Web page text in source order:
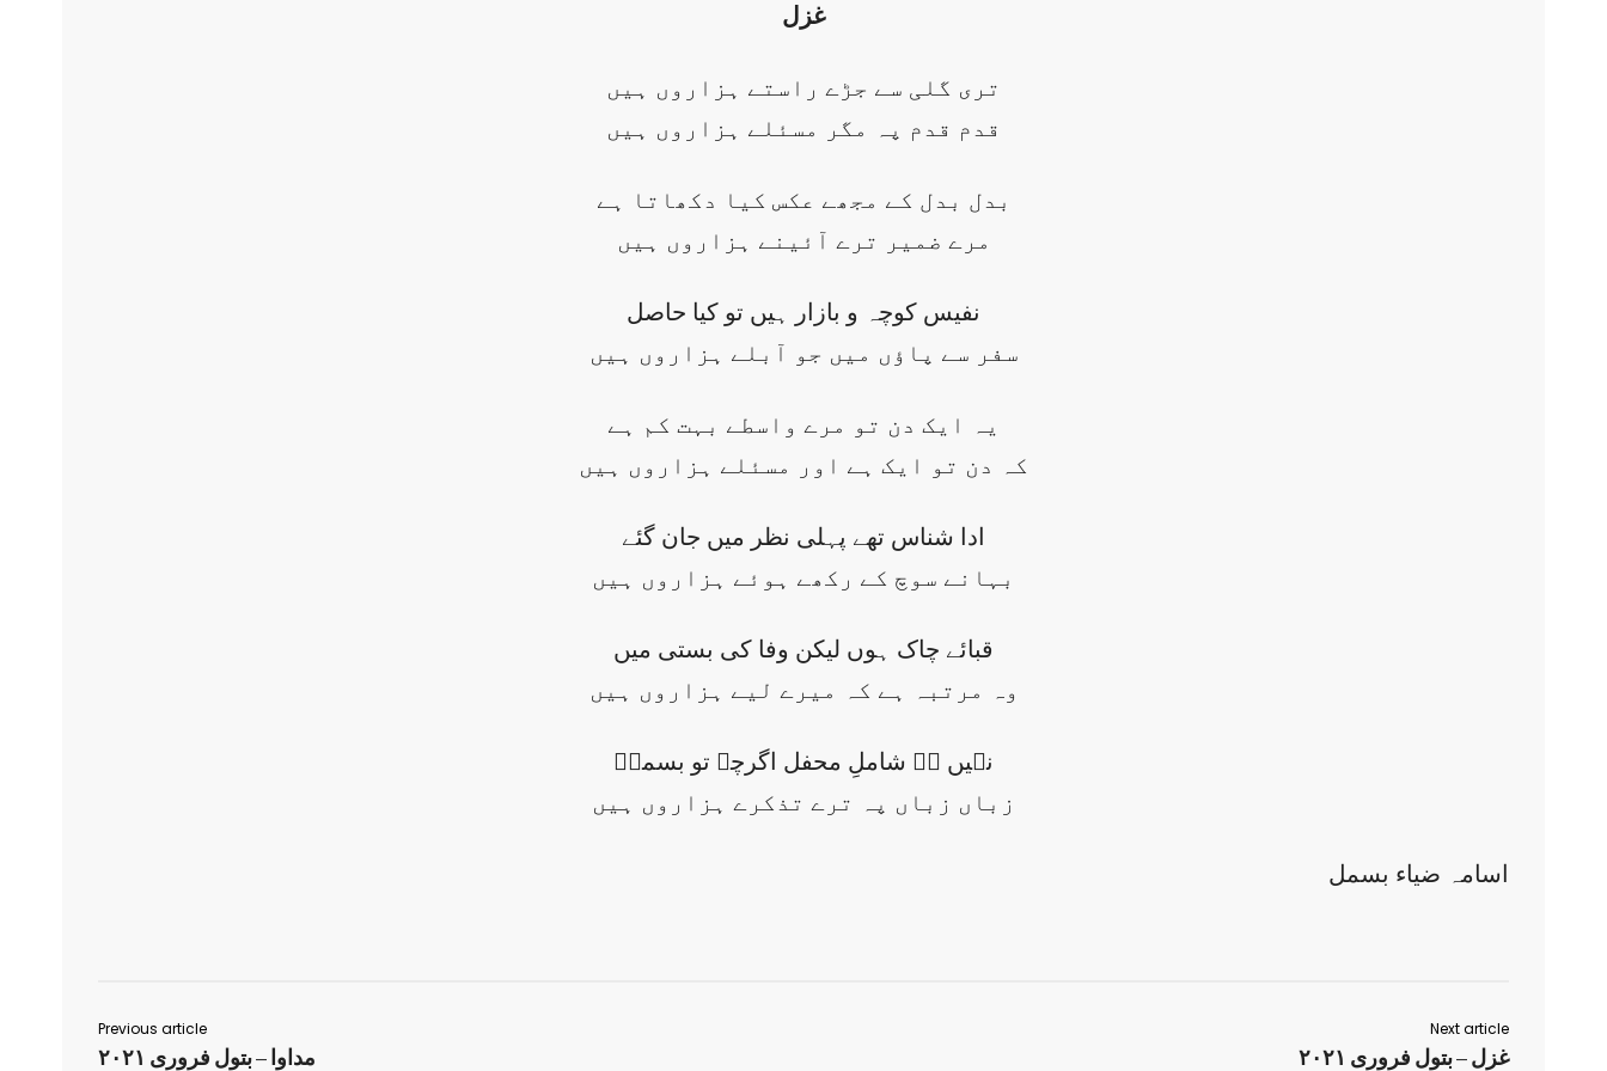
غزل
تری گلی سے جڑے راستے ہزاروں ہیں
قدم قدم پہ مگر مسئلے ہزاروں ہیں
بدل بدل کے مجھے عکس کیا دکھاتا ہے
مرے ضمیر ترے آئینے ہزاروں ہیں
نفیس کوچہ و بازار ہیں تو کیا حاصل
سفر سے پاؤں میں جو آبلے ہزاروں ہیں
یہ ایک دن تو مرے واسطے بہت کم ہے
کہ دن تو ایک ہے اور مسئلے ہزاروں ہیں
ادا شناس تھے پہلی نظر میں جان گئے
بہانے سوچ کے رکھے ہوئے ہزاروں ہیں
قبائے چاک ہوں لیکن وفا کی بستی میں
وہ مرتبہ ہے کہ میرے لیے ہزاروں ہیں
نہیں ہے شاملِ محفل اگرچہ تو بسملؔ
زباں زباں پہ ترے تذکرے ہزاروں ہیں
اسامہ ضیاء بسمل
Previous article
مداوا – بتول فروری ۲۰۲۱
Next article
غزل – بتول فروری ۲۰۲۱